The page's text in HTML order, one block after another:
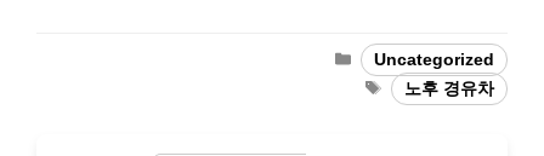
Categories
Uncategorized
Tags노후 경유차